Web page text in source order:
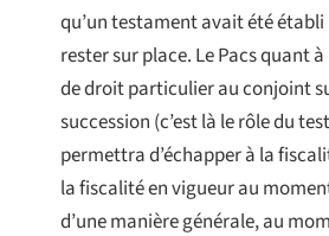
qu’un testament avait été établi
rester sur place. Le Pacs quant
de droit particulier au conjoint
succession (c’est là le rôle du
permettra d’échapper à la
la fiscalité en vigueur au
d’une manière générale, au